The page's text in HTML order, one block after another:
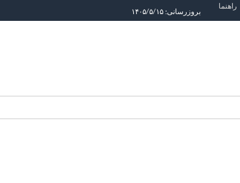
راهنما
بروزرسانی: ۱۴۰۵/۵/۱۵